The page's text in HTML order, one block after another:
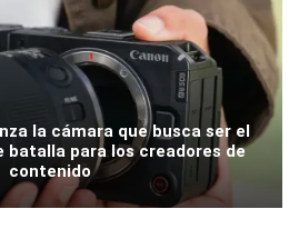
la cámara que busca ser el
batalla para los creadores de
contenido